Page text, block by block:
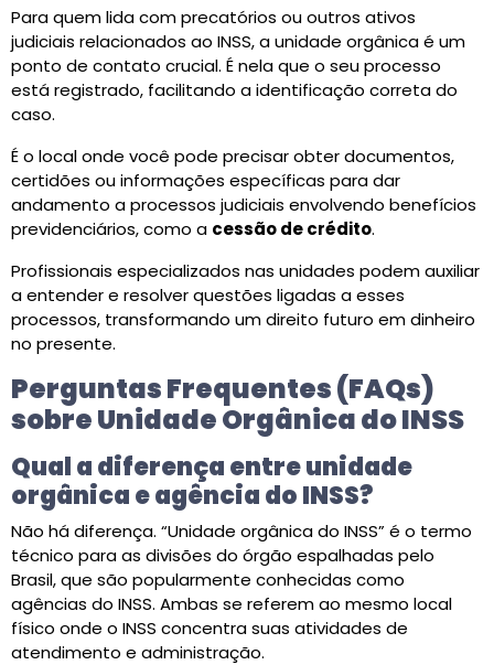
Para quem lida com precatórios ou outros ativos
judiciais relacionados ao INSS, a unidade orgânica é um
ponto de contato crucial. É nela que o seu processo
está registrado, facilitando a identificação correta do
caso.
É o local onde você pode precisar obter documentos,
certidões ou informações específicas para dar
andamento a processos judiciais envolvendo benefícios
previdenciários, como a cessão de crédito.
Profissionais especializados nas unidades podem auxiliar
a entender e resolver questões ligadas a esses
processos, transformando um direito futuro em dinheiro
no presente.
Perguntas Frequentes (FAQs)
sobre Unidade Orgânica do INSS
Qual a diferença entre unidade
orgânica e agência do INSS?
Não há diferença. “Unidade orgânica do INSS” é o termo
técnico para as divisões do órgão espalhadas pelo
Brasil, que são popularmente conhecidas como
agências do INSS. Ambas se referem ao mesmo local
físico onde o INSS concentra suas atividades de
atendimento e administração.